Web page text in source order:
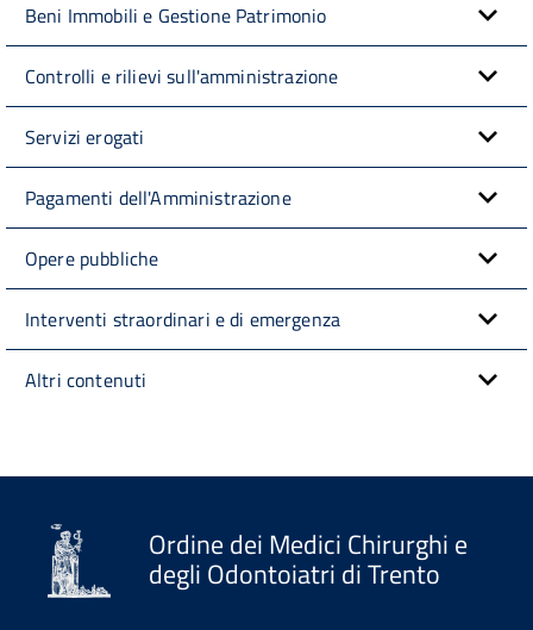
Beni Immobili e Gestione Patrimonio
Controlli e rilievi sull'amministrazione
Servizi erogati
Pagamenti dell'Amministrazione
Opere pubbliche
Interventi straordinari e di emergenza
Altri contenuti
Ordine dei Medici Chirurghi e
degli Odontoiatri di Trento